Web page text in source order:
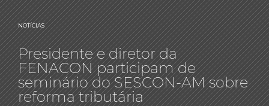
NOTÍCIAS
Presidente e diretor da
FENACON participam de
seminário do SESCON-AM sobre
reforma tributária